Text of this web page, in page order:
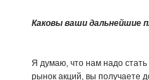
Каковы ваши дальнейшие
Я думаю, что нам надо
рынок акций, вы получаете